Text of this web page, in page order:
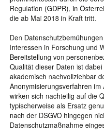
Regulation (GDPR), in
die ab Mai 2018 in Kraft tritt.
Den
Interessen in Forschung und
Bereitstellung von
Qualität dieser Daten ist
akademisch nachvollziehbar
Anonymisierungsverfahren
wirken sich nachteilig auf die
typischerweise als Ersatz
nach der DSGVO hingegen
Datenschutzmaßnahme